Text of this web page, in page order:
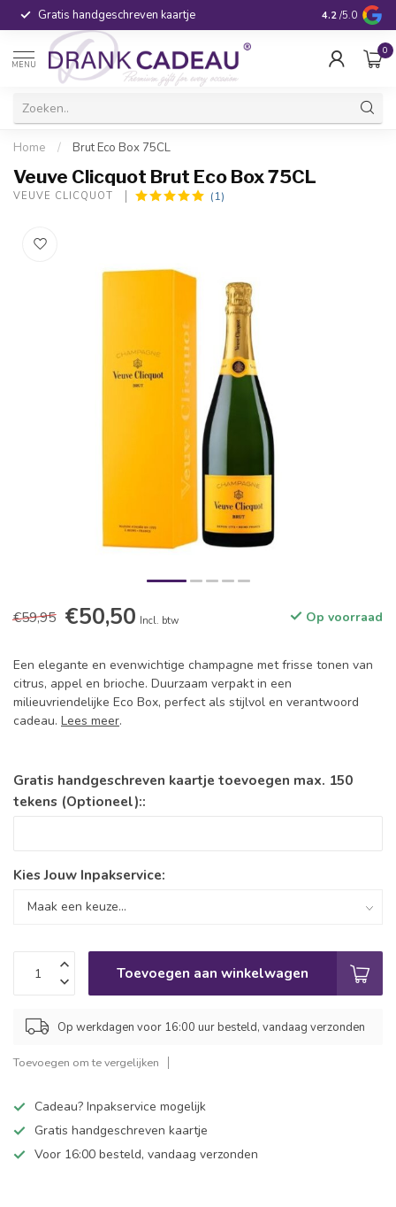
Gratis handgeschreven kaartje Voor 16:00
4.2 /5.0
MENU
0
Home / Brut Eco Box 75CL
Veuve Clicquot Brut Eco Box 75CL
VEUVE CLICQUOT (1)
€59,95 €50,50 Incl. btw Op voorraad
Een elegante en evenwichtige champagne met frisse tonen van
citrus, appel en brioche. Duurzaam verpakt in een
milieuvriendelijke Eco Box, perfect als stijlvol en verantwoord
cadeau. Lees meer.
Gratis handgeschreven kaartje toevoegen max. 150
tekens (Optioneel)::
Kies Jouw Inpakservice:
Toevoegen aan winkelwagen
Op werkdagen voor 16:00 uur besteld, vandaag verzonden
Toevoegen om te vergelijken
Cadeau? Inpakservice mogelijk
Gratis handgeschreven kaartje
Voor 16:00 besteld, vandaag verzonden